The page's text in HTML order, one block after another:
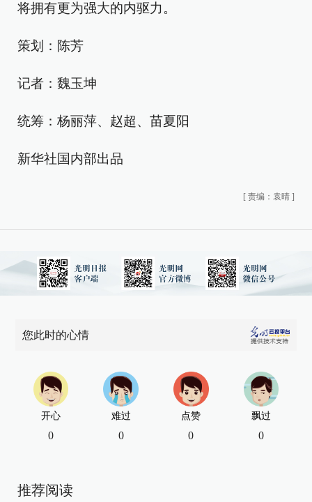
将拥有更为强大的内驱力。
策划：陈芳
记者：魏玉坤
统筹：杨丽萍、赵超、苗夏阳
新华社国内部出品
[ 责编：袁晴 ]
您此时的心情
开心
0
难过
0
点赞
0
飘过
0
推荐阅读